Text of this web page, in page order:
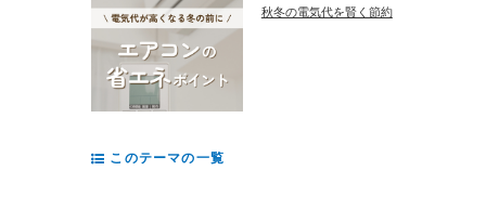
秋冬の電気代を賢く節約
このテーマの一覧